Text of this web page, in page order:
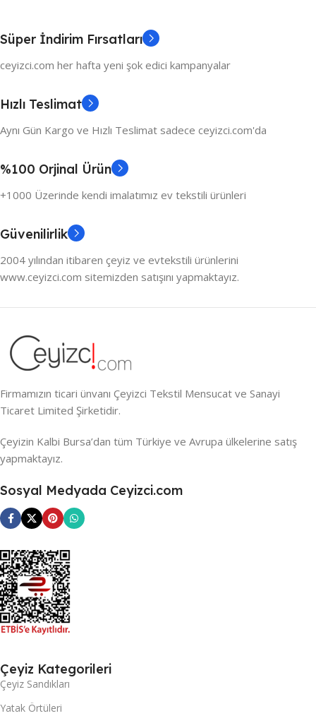
Süper İndirim Fırsatları
ceyizci.com her hafta yeni şok edici kampanyalar
Hızlı Teslimat
Aynı Gün Kargo ve Hızlı Teslimat sadece ceyizci.com'da
%100 Orjinal Ürün
+1000 Üzerinde kendi imalatımız ev tekstili ürünleri
Güvenilirlik
2004 yılından itibaren çeyiz ve evtekstili ürünlerini
www.ceyizci.com sitemizden satışını yapmaktayız.
Firmamızın ticari ünvanı Çeyizci Tekstil Mensucat ve Sanayi
Ticaret Limited Şirketidir.
Çeyizin Kalbi Bursa’dan tüm Türkiye ve Avrupa ülkelerine satış
yapmaktayız.
Sosyal Medyada Ceyizci.com
Çeyiz Kategorileri
Çeyiz Sandıkları
Yatak Örtüleri